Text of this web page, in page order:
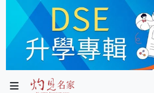
政局